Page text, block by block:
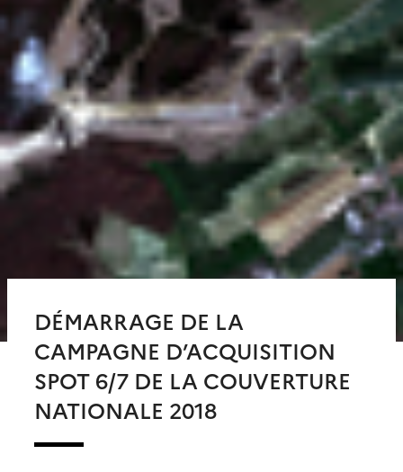
DÉMARRAGE DE LA
CAMPAGNE D’ACQUISITION
SPOT 6/7 DE LA COUVERTURE
NATIONALE 2018